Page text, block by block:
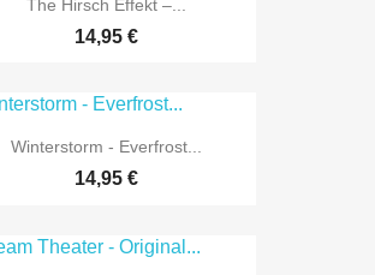
The Hirsch Effekt –...
14,95 €
Winterstorm - Everfrost...
14,95 €